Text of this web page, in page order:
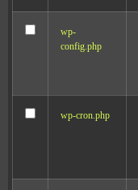
wp-
config.php
wp-cron.php